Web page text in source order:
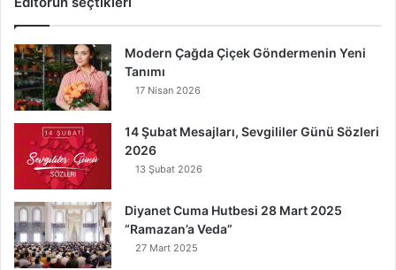
Modern Çağda Çiçek Göndermenin Yeni
Tanımı
17 Nisan 2026
14 Şubat Mesajları, Sevgililer Günü Sözleri
2026
13 Şubat 2026
Diyanet Cuma Hutbesi 28 Mart 2025
“Ramazan’a Veda”
27 Mart 2025